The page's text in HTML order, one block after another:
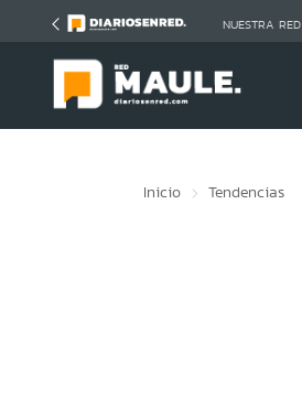
NUESTRA RED
Inicio Tendencias